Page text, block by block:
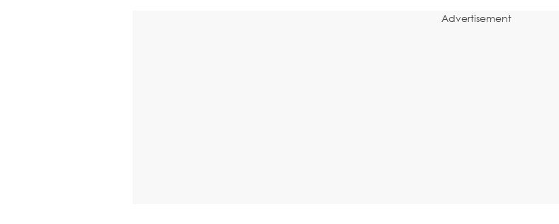
Advertisement